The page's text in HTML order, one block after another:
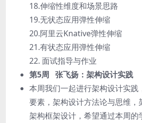
18.伸缩性维度和场景思路
19.无状态应用弹性伸缩
20.阿里云Knative弹性伸缩
21.有状态应用弹性伸缩
22. 面试指导与作业
第5周 张飞扬：架构设计实践
本周我们一起进行架构设计实践
要素，架构设计方法论与思维，
架构框架设计，希望通过本周的